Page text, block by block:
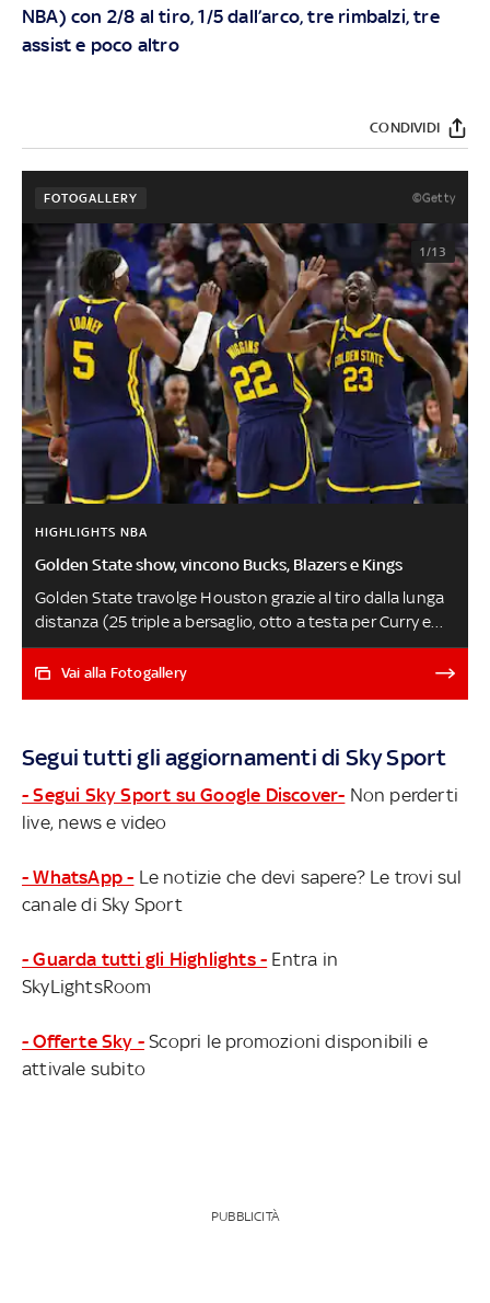
NBA) con 2/8 al tiro, 1/5 dall’arco, tre rimbalzi, tre
assist e poco altro
CONDIVIDI
FOTOGALLERY ©Getty
1/13
HIGHLIGHTS NBA
Golden State show, vincono Bucks, Blazers e Kings
Golden State travolge Houston grazie al tiro dalla lunga
distanza (25 triple a bersaglio, otto a testa per Curry e
Wiggins), Milwaukee si sbarazza di Charlotte tenendo a
riposo i titolari, Sacramento batte con merito a domicilio
Fontecchio (3 punti in 12 minuti). Male anche Paolo
Banchero: 9 punti nella sconfitta contro Toronto
Vai alla Fotogallery
Segui tutti gli aggiornamenti di Sky Sport
- Segui Sky Sport su Google Discover- Non perderti
live, news e video
- WhatsApp - Le notizie che devi sapere? Le trovi sul
canale di Sky Sport
- Guarda tutti gli Highlights - Entra in
SkyLightsRoom
- Offerte Sky - Scopri le promozioni disponibili e
attivale subito
PUBBLICITÀ